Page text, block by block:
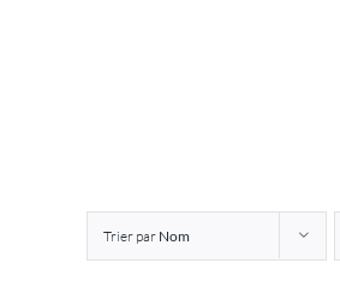
Trier par Nom